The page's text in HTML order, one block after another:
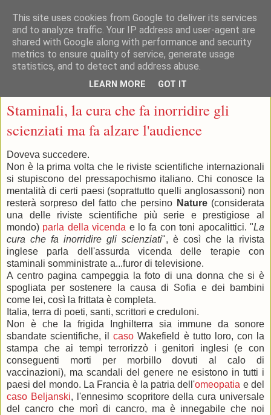
Staminali, la cura che fa inorridire gli
scienziati ma fa alzare l'audience
Doveva succedere.
Non è la prima volta che le riviste scientifiche internazionali
si stupiscono del pressapochismo italiano. Chi conosce la
mentalità di certi paesi (soprattutto quelli anglosassoni) non
resterà sorpreso del fatto che persino Nature (considerata
una delle riviste scientifiche più serie e prestigiose al
mondo) parla della vicenda e lo fa con toni apocalittici. "La
cura che fa inorridire gli scienziati", è così che la rivista
inglese parla dell'assurda vicenda delle terapie con
staminali somministrate a...furor di televisione.
A centro pagina campeggia la foto di una donna che si è
spogliata per sostenere la causa di Sofia e dei bambini
come lei, così la frittata è completa.
Italia, terra di poeti, santi, scrittori e creduloni.
Non è che la frigida Inghilterra sia immune da sonore
sbandate scientifiche, ilcaso Wakefield è tutto loro, con la
stampa che ai tempi terrorizzò i genitori inglesi (e con
conseguenti morti per morbillo dovuti al calo di
vaccinazioni), ma scandali del genere ne esistono in tutti i
paesi del mondo. La Francia è la patria dell'omeopatia e del
caso Beljanski, l'ennesimo scopritore della cura universale
del cancro che morì di cancro, ma è innegabile che noi
This site uses cookies from Google to deliver its services
and to analyze traffic. Your IP address and user-agent are
shared with Google along with performance and security
metrics to ensure quality of service, generate usage
statistics, and to detect and address abuse.
LEARN MORE GOT IT